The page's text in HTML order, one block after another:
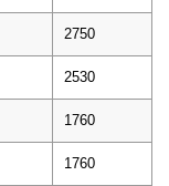
2750
2530
1760
1760